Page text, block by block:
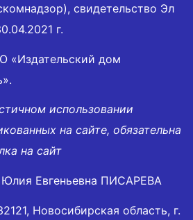
свидетельство Эл
г.
«Издательский дом
использовании
на сайте, обязательна
на сайт
Юлия Евгеньевна ПИСАРЕВА
Новосибирская область, г.